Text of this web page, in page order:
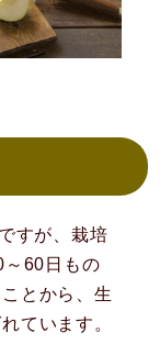
すが、栽培
～60日もの
とから、生
ています。